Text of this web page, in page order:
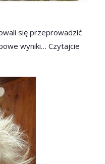
się przeprowadzić
wyniki… Czytajcie